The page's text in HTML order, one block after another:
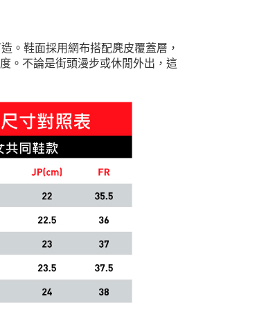
。鞋面採用網布搭配麂皮覆蓋層，
。不論是街頭漫步或休閒外出，這